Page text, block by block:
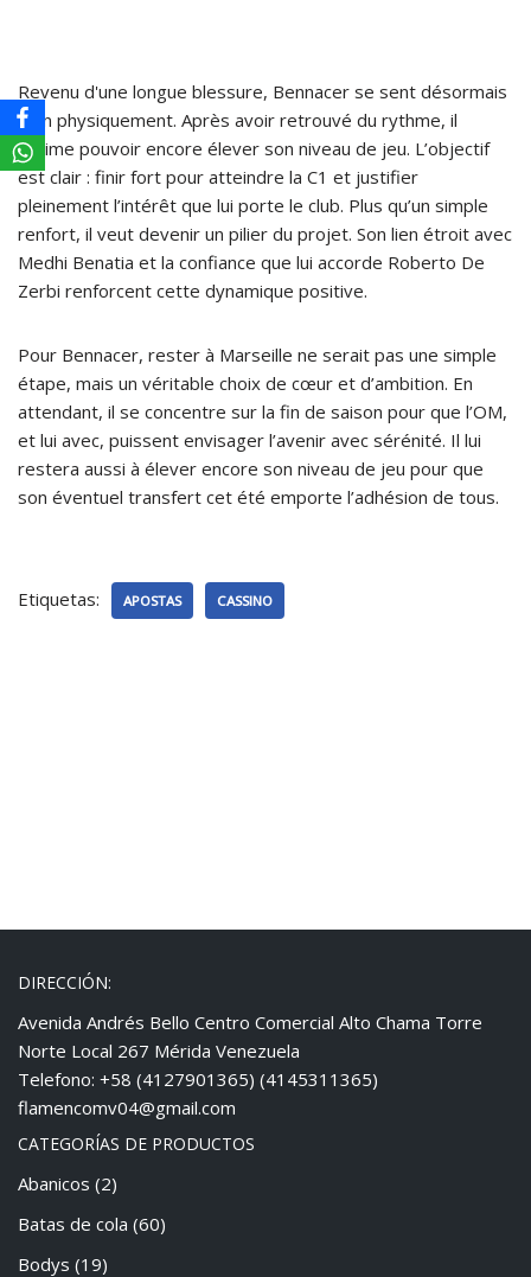
Revenu d'une longue blessure, Bennacer se sent désormais
bien physiquement. Après avoir retrouvé du rythme, il
estime pouvoir encore élever son niveau de jeu. L’objectif
est clair : finir fort pour atteindre la C1 et justifier
pleinement l’intérêt que lui porte le club. Plus qu’un simple
renfort, il veut devenir un pilier du projet. Son lien étroit avec
Medhi Benatia et la confiance que lui accorde Roberto De
Zerbi renforcent cette dynamique positive.
Pour Bennacer, rester à Marseille ne serait pas une simple
étape, mais un véritable choix de cœur et d’ambition. En
attendant, il se concentre sur la fin de saison pour que l’OM,
et lui avec, puissent envisager l’avenir avec sérénité. Il lui
restera aussi à élever encore son niveau de jeu pour que
son éventuel transfert cet été emporte l’adhésion de tous.
Etiquetas: APOSTAS CASSINO
DIRECCIÓN:
Avenida Andrés Bello Centro Comercial Alto Chama Torre
Norte Local 267 Mérida Venezuela
Telefono: +58 (4127901365) (4145311365)
flamencomv04@gmail.com
CATEGORÍAS DE PRODUCTOS
Abanicos (2)
Batas de cola (60)
Bodys (19)